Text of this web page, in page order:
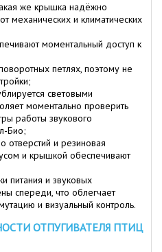
же крышка надёжно
механических и климатических
моментальный доступ к
петлях, поэтому не
световыми
моментально проверить
работы звукового
Био;
отверстий и резиновая
и крышкой обеспечивают
питания и звуковых
спереди, что облегчает
и визуальный контроль.
ОТПУГИВАТЕЛЯ ПТИЦ